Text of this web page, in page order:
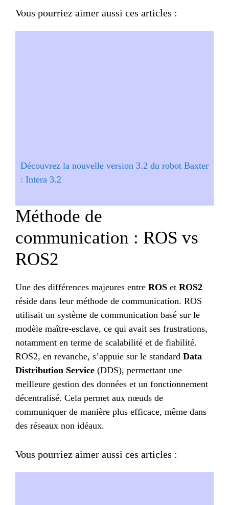
Vous pourriez aimer aussi ces articles :
Découvrez la nouvelle version 3.2 du robot Baxter
: Intera 3.2
Méthode de
communication : ROS vs
ROS2
Une des différences majeures entre ROS et ROS2
réside dans leur méthode de communication. ROS
utilisait un système de communication basé sur le
modèle maître-esclave, ce qui avait ses frustrations,
notamment en terme de scalabilité et de fiabilité.
ROS2, en revanche, s’appuie sur le standard Data
Distribution Service (DDS), permettant une
meilleure gestion des données et un fonctionnement
décentralisé. Cela permet aux nœuds de
communiquer de manière plus efficace, même dans
des réseaux non idéaux.
Vous pourriez aimer aussi ces articles :